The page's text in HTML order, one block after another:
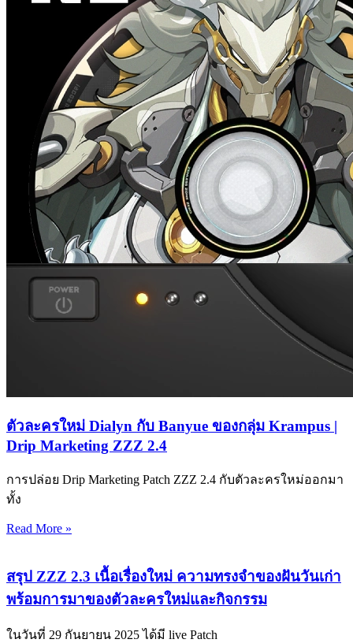
ตัวละครใหม่ Dialyn กับ Banyue ของกลุ่ม Krampus |
Drip Marketing ZZZ 2.4
การปล่อย Drip Marketing Patch ZZZ 2.4 กับตัวละครใหม่ออกมา
ทั้ง
Read More »
สรุป ZZZ 2.3 เนื้อเรื่องใหม่ ความทรงจำของฝันวันเก่า
พร้อมการมาของตัวละครใหม่และกิจกรรม
ในวันที่ 29 กันยายน 2025 ได้มี live Patch